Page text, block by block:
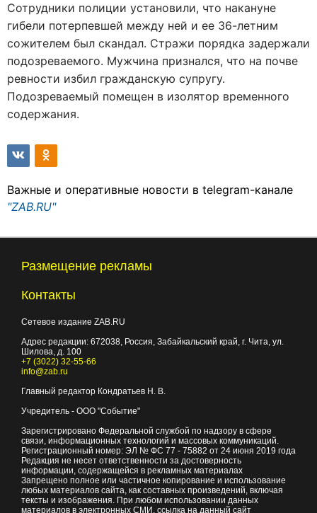
Сотрудники полиции установили, что накануне
гибели потерпевшей между ней и ее 36-летним
сожителем был скандал. Стражи порядка задержали
подозреваемого. Мужчина признался, что на почве
ревности избил гражданскую супругу.
Подозреваемый помещен в изолятор временного
содержания.
Важные и оперативные новости в telegram-канале
"ZAB.RU"
Размещение рекламы
Контакты
Сетевое издание ZAB.RU
Адрес редакции: 672038, Россия, Забайкальский край, г. Чита, ул.
Шилова, д. 100
+7 (3022) 32-55-66
info@zab.ru
Главный редактор Кондратьев Н. В.
Учредитель - ООО "Событие"
Зарегистрировано Федеральной службой по надзору в сфере
связи, информационных технологий и массовых коммуникаций.
Регистрационный номер: ЭЛ № ФС 77 - 75882 от 24 июня 2019 года
Редакция не несет ответственности за достоверность
информации, содержащейся в рекламных материалах
Запрещено полное или частичное копирование и использование
любых материалов сайта, как составных произведений, включая
тексты и изображения. При любом использовании данных
материалов в электронных СМИ, ссылка на данный сайт